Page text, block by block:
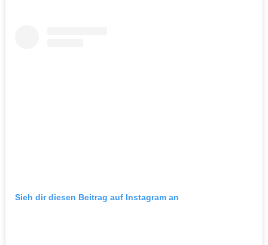
Sieh dir diesen Beitrag auf Instagram an